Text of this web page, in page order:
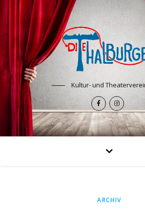
Kultur- und
ARCHIV